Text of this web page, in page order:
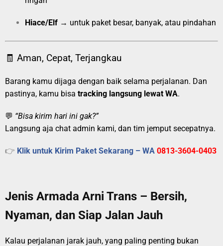
Hiace/Elf → untuk paket besar, banyak, atau pindahan
🧾 Aman, Cepat, Terjangkau
Barang kamu dijaga dengan baik selama perjalanan. Dan
pastinya, kamu bisa tracking langsung lewat WA.
💬 “Bisa kirim hari ini gak?”
Langsung aja chat admin kami, dan tim jemput secepatnya.
👉 Klik untuk Kirim Paket Sekarang – WA 0813-3604-0403
Jenis Armada Arni Trans – Bersih,
Nyaman, dan Siap Jalan Jauh
Kalau perjalanan jarak jauh, yang paling penting bukan